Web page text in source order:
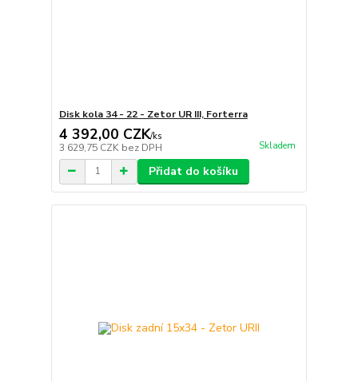
Disk kola 34 - 22 - Zetor UR III, Forterra
4 392,00 CZK/ks
3 629,75 CZK bez DPH Skladem
Přidat do košíku